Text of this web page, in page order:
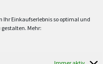
Ihr Einkaufserlebnis so optimal und
Mehr:
Immer aktiv
ab 59,90 €